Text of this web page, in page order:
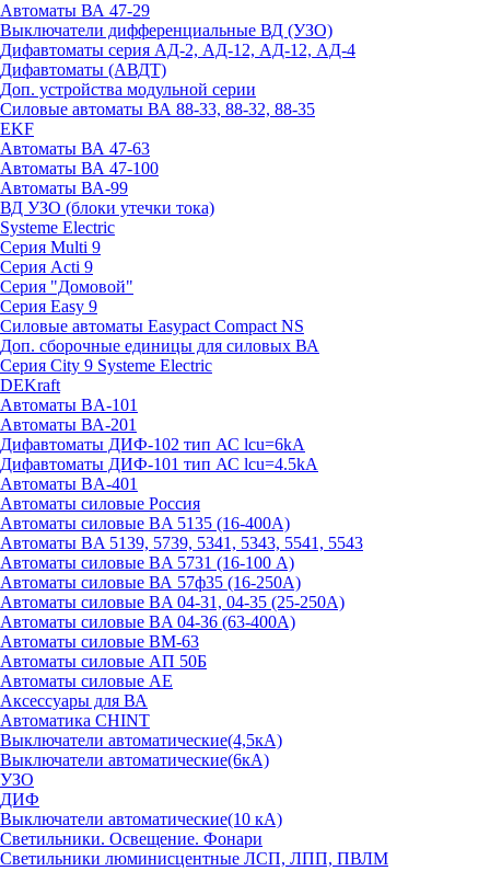
Автоматы ВА 47-29
Выключатели дифференциальные ВД (УЗО)
Дифавтоматы серия АД-2, АД-12, АД-12, АД-4
Дифавтоматы (АВДТ)
Доп. устройства модульной серии
Силовые автоматы ВА 88-33, 88-32, 88-35
EKF
Автоматы ВА 47-63
Автоматы ВА 47-100
Автоматы ВА-99
ВД УЗО (блоки утечки тока)
Systeme Electric
Серия Multi 9
Серия Acti 9
Серия "Домовой"
Серия Easy 9
Силовые автоматы Easypact Compact NS
Доп. сборочные единицы для силовых ВА
Серия City 9 Systeme Electric
DEKraft
Автоматы BA-101
Автоматы ВА-201
Дифавтоматы ДИФ-102 тип АС lcu=6kA
Дифавтоматы ДИФ-101 тип АС lcu=4.5kA
Автоматы BA-401
Автоматы силовые Россия
Автоматы силовые BA 5135 (16-400А)
Автоматы BA 5139, 5739, 5341, 5343, 5541, 5543
Автоматы силовые BA 5731 (16-100 А)
Автоматы силовые ВА 57ф35 (16-250А)
Автоматы силовые BA 04-31, 04-35 (25-250А)
Автоматы силовые BA 04-36 (63-400А)
Автоматы силовые ВМ-63
Автоматы силовые АП 50Б
Автоматы силовые АЕ
Аксессуары для ВА
Автоматика CHINT
Выключатели автоматические(4,5кА)
Выключатели автоматические(6кА)
УЗО
ДИФ
Выключатели автоматические(10 кА)
Светильники. Освещение. Фонари
Светильники люминисцентные ЛСП, ЛПП, ПВЛМ